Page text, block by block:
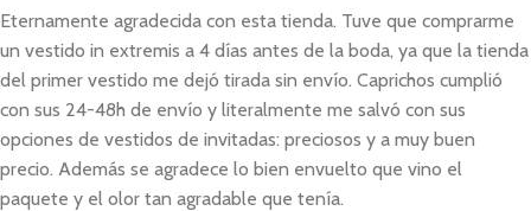
Eternamente agradecida con esta tienda. Tuve que comprarme
un vestido in extremis a 4 días antes de la boda, ya que la tienda
del primer vestido me dejó tirada sin envío. Caprichos cumplió
con sus 24-48h de envío y literalmente me salvó con sus
opciones de vestidos de invitadas: preciosos y a muy buen
precio. Además se agradece lo bien envuelto que vino el
paquete y el olor tan agradable que tenía.